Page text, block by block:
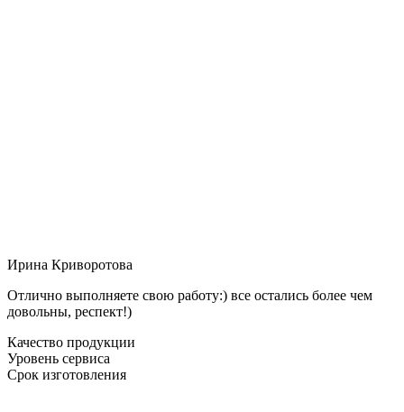
Ирина Криворотова
Отлично выполняете свою работу:) все остались более чем
довольны, респект!)
Качество продукции
Уровень сервиса
Срок изготовления